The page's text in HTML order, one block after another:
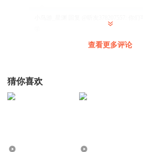
回复
查看更多评论
猜你喜欢